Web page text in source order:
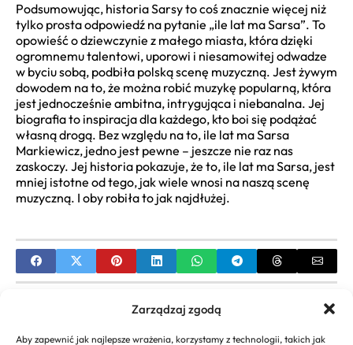
Zarządzaj zgodą
Aby zapewnić jak najlepsze wrażenia, korzystamy z technologii, takich jak
Podsumowując, historia Sarsy to coś znacznie więcej niż
tylko prosta odpowiedź na pytanie „ile lat ma Sarsa”. To
opowieść o dziewczynie z małego miasta, która dzięki
ogromnemu talentowi, uporowi i niesamowitej odwadze
w byciu sobą, podbiła polską scenę muzyczną. Jest żywym
dowodem na to, że można robić muzykę popularną, która
jest jednocześnie ambitna, intrygująca i niebanalna. Jej
biografia to inspiracja dla każdego, kto boi się podążać
własną drogą. Bez względu na to, ile lat ma Sarsa
Markiewicz, jedno jest pewne – jeszcze nie raz nas
zaskoczy. Jej historia pokazuje, że to, ile lat ma Sarsa, jest
mniej istotne od tego, jak wiele wnosi na naszą scenę
muzyczną. I oby robiła to jak najdłużej.
Maciej Florek Wiek: Ile Lat Ma Tancerz i